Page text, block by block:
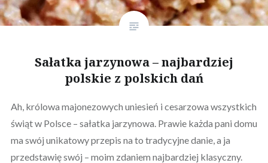
Sałatka jarzynowa – najbardziej
polskie z polskich dań
Ah, królowa majonezowych uniesień i cesarzowa wszystkich
świąt w Polsce – sałatka jarzynowa. Prawie każda pani domu
ma swój unikatowy przepis na to tradycyjne danie, a ja
przedstawię swój – moim zdaniem najbardziej klasyczny.